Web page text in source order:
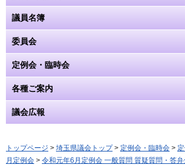
議員名簿
委員会
定例会・臨時会
各種ご案内
議会広報
トップページ > 埼玉県議会トップ> 定例会・臨時会 >
月定例会 > 令和元年6月定例会 一般質問 質疑質問・答弁